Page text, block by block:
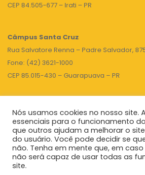
CEP 84.505-677 – Irati – PR
Câmpus Santa Cruz
Rua Salvatore Renna – Padre Salvador,
Fone: (42) 3621-1000
CEP 85.015-430 – Guarapuava – PR
TOPO
Unicentro |Governo do Paraná|Seti|
Nós usamos cookies no nosso site.
essenciais para o funcionamento
que outros ajudam a melhorar o
do usuário. Você pode decidir se
não. Tenha em mente que, em
não será capaz de usar todas as
site.